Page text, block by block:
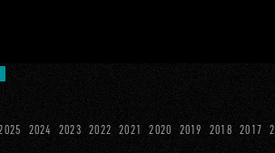
ジョブカン
2024 2023 2022 2021 2020 2019 2018 2017